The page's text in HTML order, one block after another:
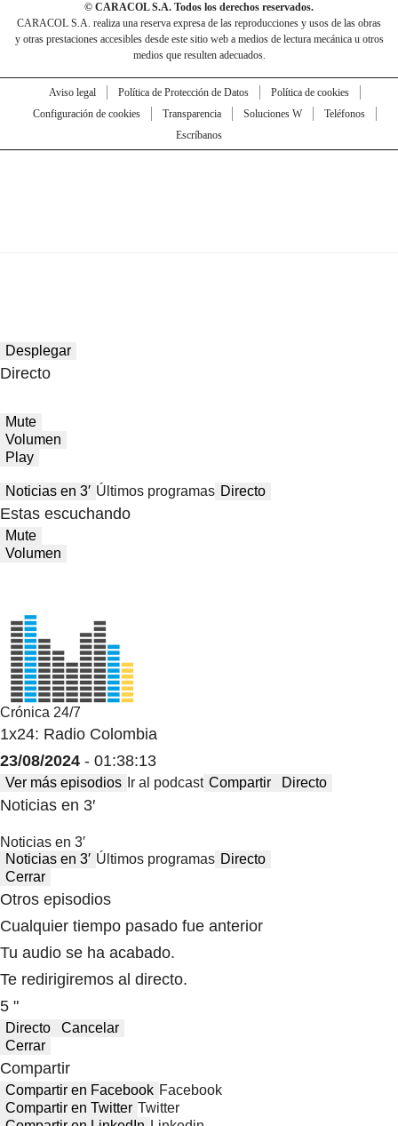
© CARACOL S.A. Todos los derechos reservados.
CARACOL S.A. realiza una reserva expresa de las reproducciones y usos de las obras
y otras prestaciones accesibles desde este sitio web a medios de lectura mecánica u otros
medios que resulten adecuados.
Aviso legal Política de Protección de Datos
Política de cookies
Configuración de cookies
Transparencia Soluciones W
Teléfonos
Escríbanos
Desplegar
Directo
Mute
Volumen
Play
Noticias en 3′ Últimos programas Directo
Estas escuchando
Mute
Volumen
Crónica 24/7
1x24: Radio Colombia
23/08/2024 - 01:38:13
Ver más episodios Ir al podcast Compartir Directo
Noticias en 3′
Noticias en 3′
Noticias en 3′ Últimos programas Directo
Cerrar
Otros episodios
Cualquier tiempo pasado fue anterior
Tu audio se ha acabado.
Te redirigiremos al directo.
5 "
Directo
Cancelar
Cerrar
Compartir
Compartir en Facebook Facebook
Compartir en Twitter Twitter